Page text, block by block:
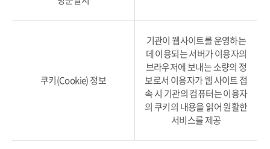
쿠키(Cookie) 정보
기관이 웹사이트를 운영하는
데 이용되는 서버가 이용자의
브라우저에 보내는 소량의 정
보로서 이용자가 웹 사이트 접
속 시 기관의 컴퓨터는 이용자
의 쿠키의 내용을 읽어 원활한
서비스를 제공